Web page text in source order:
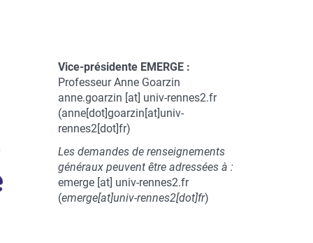
Vice-présidente EMERGE :
Professeur Anne Goarzin
anne.goarzin [at] univ-rennes2.fr
(anne[dot]goarzin[at]univ-
rennes2[dot]fr)
Les demandes de renseignements
généraux peuvent être adressées à :
emerge[at] univ-rennes2.fr
(emerge[at]univ-rennes2[dot]fr)